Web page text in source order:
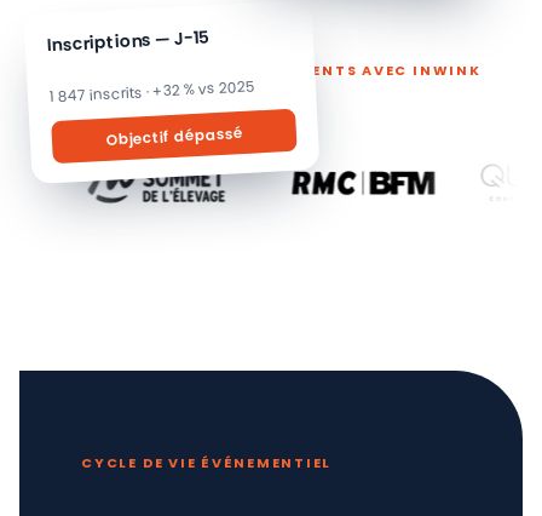
Inscriptions — J-15
1 847 inscrits · +32 % vs 2025
Objectif dépassé
ILS PILOTENT LEURS ÉVÉNEMENTS AVEC INWINK
CYCLE DE VIE ÉVÉNEMENTIEL